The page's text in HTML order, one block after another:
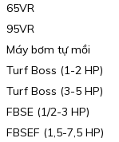
65VR
95VR
Máy bơm tự mồi
Turf Boss (1-2 HP)
Turf Boss (3-5 HP)
FBSE (1/2-3 HP)
FBSEF (1,5-7,5 HP)